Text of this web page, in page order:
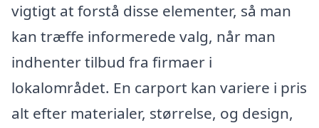
vigtigt at forstå disse elementer, så man
kan træffe informerede valg, når man
indhenter tilbud fra firmaer i
lokalområdet. En carport kan variere i pris
alt efter materialer, størrelse, og design,